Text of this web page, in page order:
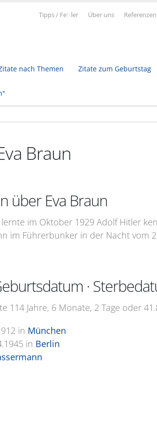
Tipps / Fe ler Über uns Referenzen
nach Themen Zitate zum Geburtstag
Braun
über Eva Braun
im Oktober 1929 Adolf Hitler
im Führerbunker in der Nacht vom
·
114 Jahre, 6 Monate, 2 Tage oder
in München
in Berlin